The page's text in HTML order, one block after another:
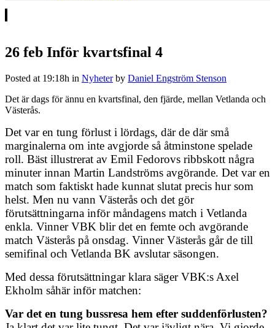
26 feb Inför kvartsfinal 4
Posted at 19:18h in Nyheter by Daniel Engström Stenson
Det är dags för ännu en kvartsfinal, den fjärde, mellan Vetlanda och
Västerås.
Det var en tung förlust i lördags, där de där små
marginalerna om inte avgjorde så åtminstone spelade
roll. Bäst illustrerat av Emil Fedorovs ribbskott några
minuter innan Martin Landströms avgörande. Det var en
match som faktiskt hade kunnat slutat precis hur som
helst. Men nu vann Västerås och det gör
förutsättningarna inför måndagens match i Vetlanda
enkla. Vinner VBK blir det en femte och avgörande
match Västerås på onsdag. Vinner Västerås går de till
semifinal och Vetlanda BK avslutar säsongen.
Med dessa förutsättningar klara säger VBK:s Axel
Ekholm såhär inför matchen:
Var det en tung bussresa hem efter suddenförlusten?